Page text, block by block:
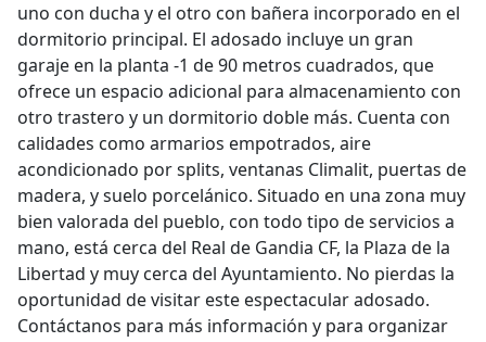
uno con ducha y el otro con bañera incorporado en el
dormitorio principal. El adosado incluye un gran
garaje en la planta -1 de 90 metros cuadrados, que
ofrece un espacio adicional para almacenamiento con
otro trastero y un dormitorio doble más. Cuenta con
calidades como armarios empotrados, aire
acondicionado por splits, ventanas Climalit, puertas de
madera, y suelo porcelánico. Situado en una zona muy
bien valorada del pueblo, con todo tipo de servicios a
mano, está cerca del Real de Gandia CF, la Plaza de la
Libertad y muy cerca del Ayuntamiento. No pierdas la
oportunidad de visitar este espectacular adosado.
Contáctanos para más información y para organizar